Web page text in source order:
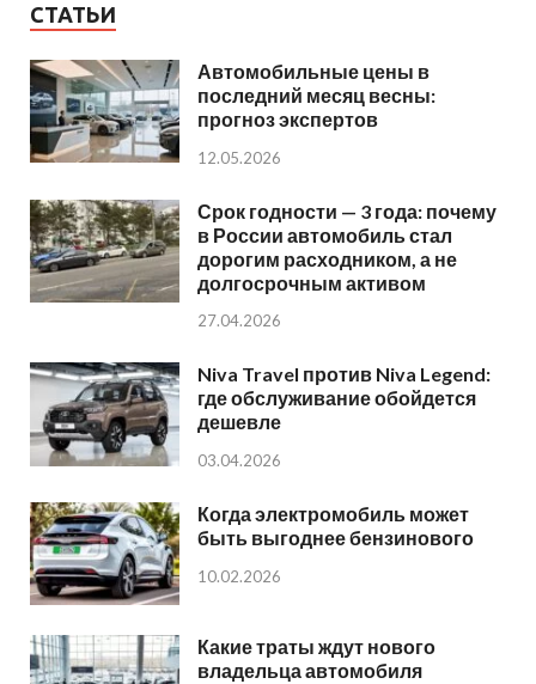
СТАТЬИ
Автомобильные цены в
последний месяц весны:
прогноз экспертов
12.05.2026
Срок годности — 3 года: почему
в России автомобиль стал
дорогим расходником, а не
долгосрочным активом
27.04.2026
Niva Travel против Niva Legend:
где обслуживание обойдется
дешевле
03.04.2026
Когда электромобиль может
быть выгоднее бензинового
10.02.2026
Какие траты ждут нового
владельца автомобиля